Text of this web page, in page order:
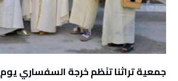
جمعية تراثنا تنَظم خرجة السفساري يوم 13 أوت 2026